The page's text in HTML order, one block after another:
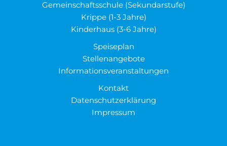
Gemeinschaftsschule (Sekundarstufe)
Krippe (1-3 Jahre)
Kinderhaus (3-6 Jahre)
Speiseplan
Stellenangebote
Informationsveranstaltungen
Kontakt
Datenschutzerklärung
Impressum